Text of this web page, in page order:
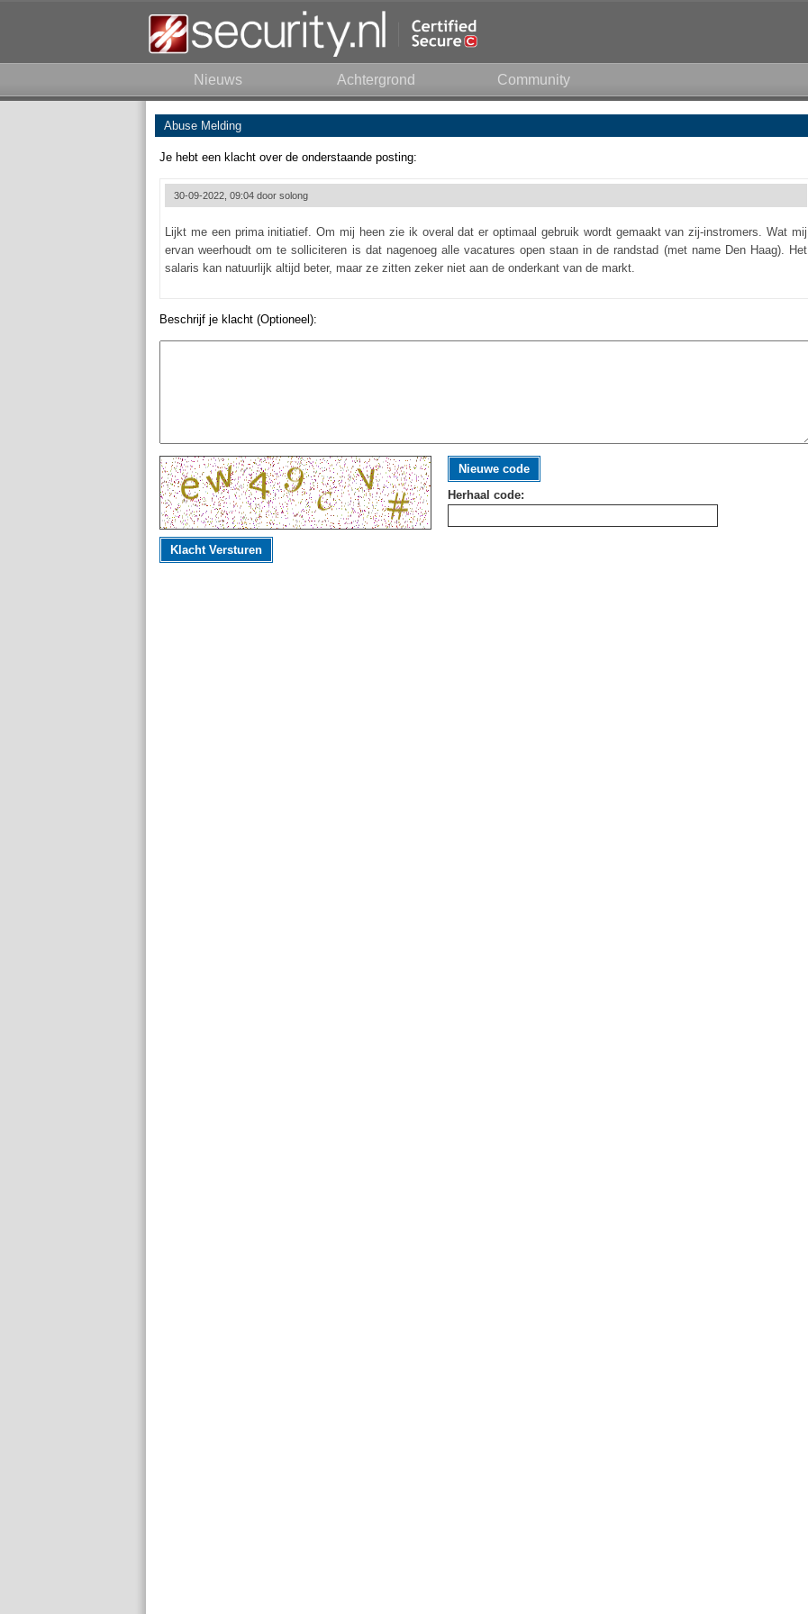
Nieuws Achtergrond Community
Abuse Melding
Je hebt een klacht over de onderstaande posting:
30-09-2022, 09:04 door solong
Lijkt me een prima initiatief. Om mij heen zie ik overal dat er optimaal gebruik wordt gemaakt van zij-instromers. Wat mij
ervan weerhoudt om te solliciteren is dat nagenoeg alle vacatures open staan in de randstad (met name Den Haag). Het
salaris kan natuurlijk altijd beter, maar ze zitten zeker niet aan de onderkant van de markt.
Beschrijf je klacht (Optioneel):
Nieuwe code
Herhaal code:
Klacht Versturen